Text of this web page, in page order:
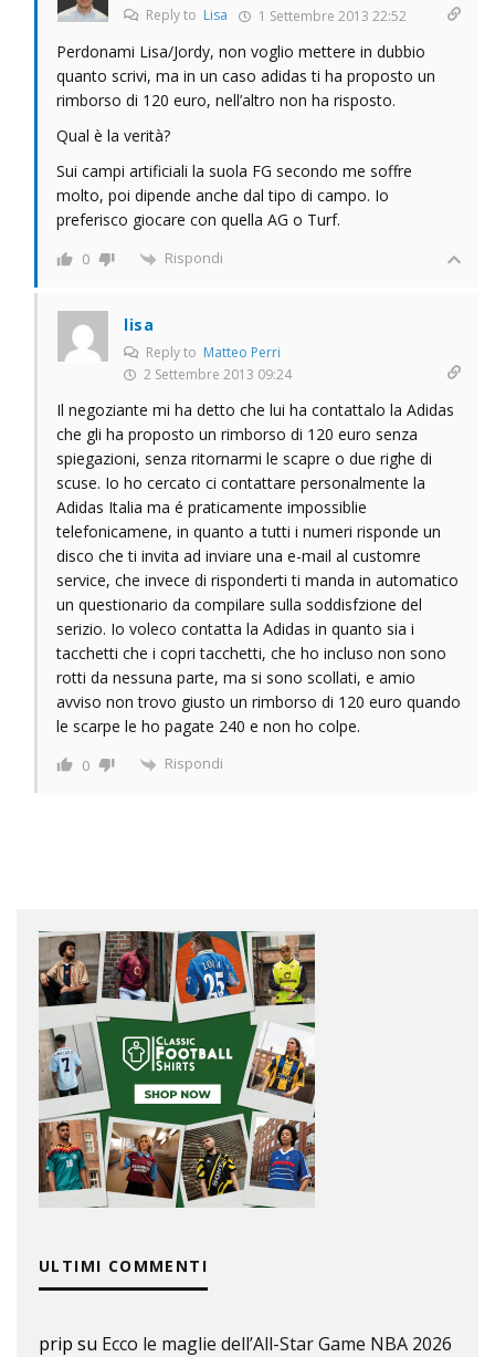
Reply to Lisa 1 Settembre 2013 22:52
Perdonami Lisa/Jordy, non voglio mettere in dubbio
quanto scrivi, ma in un caso adidas ti ha proposto un
rimborso di 120 euro, nell’altro non ha risposto.
Qual è la verità?
Sui campi artificiali la suola FG secondo me soffre
molto, poi dipende anche dal tipo di campo. Io
preferisco giocare con quella AG o Turf.
0 Rispondi
lisa
Reply to Matteo Perri
2 Settembre 2013 09:24
Il negoziante mi ha detto che lui ha contattalo la Adidas
che gli ha proposto un rimborso di 120 euro senza
spiegazioni, senza ritornarmi le scapre o due righe di
scuse. Io ho cercato ci contattare personalmente la
Adidas Italia ma é praticamente impossiblie
telefonicamene, in quanto a tutti i numeri risponde un
disco che ti invita ad inviare una e-mail al customre
service, che invece di risponderti ti manda in automatico
un questionario da compilare sulla soddisfzione del
serizio. Io voleco contatta la Adidas in quanto sia i
tacchetti che i copri tacchetti, che ho incluso non sono
rotti da nessuna parte, ma si sono scollati, e amio
avviso non trovo giusto un rimborso di 120 euro quando
le scarpe le ho pagate 240 e non ho colpe.
0 Rispondi
ULTIMI COMMENTI
prip su Ecco le maglie dell’All-Star Game NBA 2026